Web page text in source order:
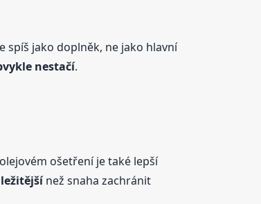
spíš jako doplněk, ne jako hlavní
nestačí.
ošetření je také lepší
než snaha zachránit